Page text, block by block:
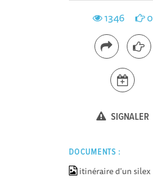
1346 0
SIGNALER
DOCUMENTS :
itinéraire d'un silex